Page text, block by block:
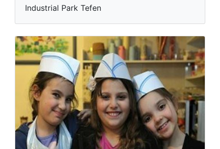
Industrial Park Tefen